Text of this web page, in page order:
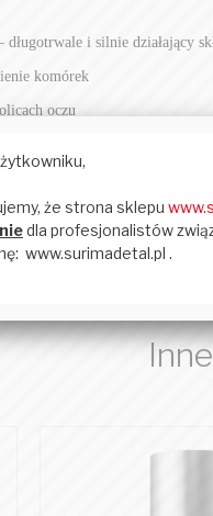
długotrwale i silnie działający
komórek
oczu